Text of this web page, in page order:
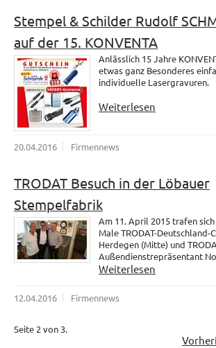
Stempel & Schilder Rudolf
auf der 15. KONVENTA
Anlässlich 15 Jahre
etwas ganz Besonderes
individuelle Lasergravuren.
Weiterlesen
20.04.2016 Firmennews
TRODAT Besuch in der Löbauer
Stempelfabrik
Am 11. April 2015 trafen
Male TRODAT-Deutschland-
Herdegen (Mitte) und
Außendienstrepräsentant
Weiterlesen
12.04.2016 Firmennews
Seite 2 von 3.